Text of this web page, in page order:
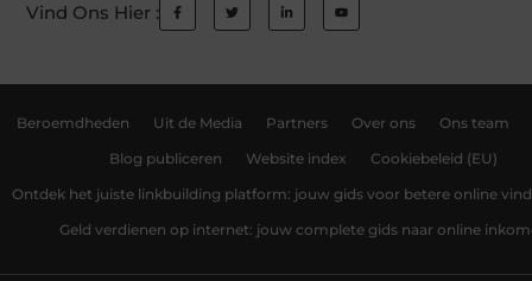
Vind Ons Hier :
Beroemdheden Uit de Media Partners Over ons Ons team
Blog publiceren Website index Cookiebeleid (EU)
Ontdek het juiste linkbuilding platform: jouw gids voor betere online
Geld verdienen op internet: jouw complete gids naar online